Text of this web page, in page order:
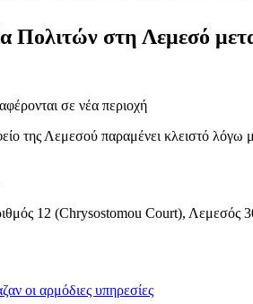
στη Λεμεσό
της Λεμεσού παραμένει κλειστό
12 (Chrysostomou Court), Λεμεσός
οι αρμόδιες υπηρεσίες